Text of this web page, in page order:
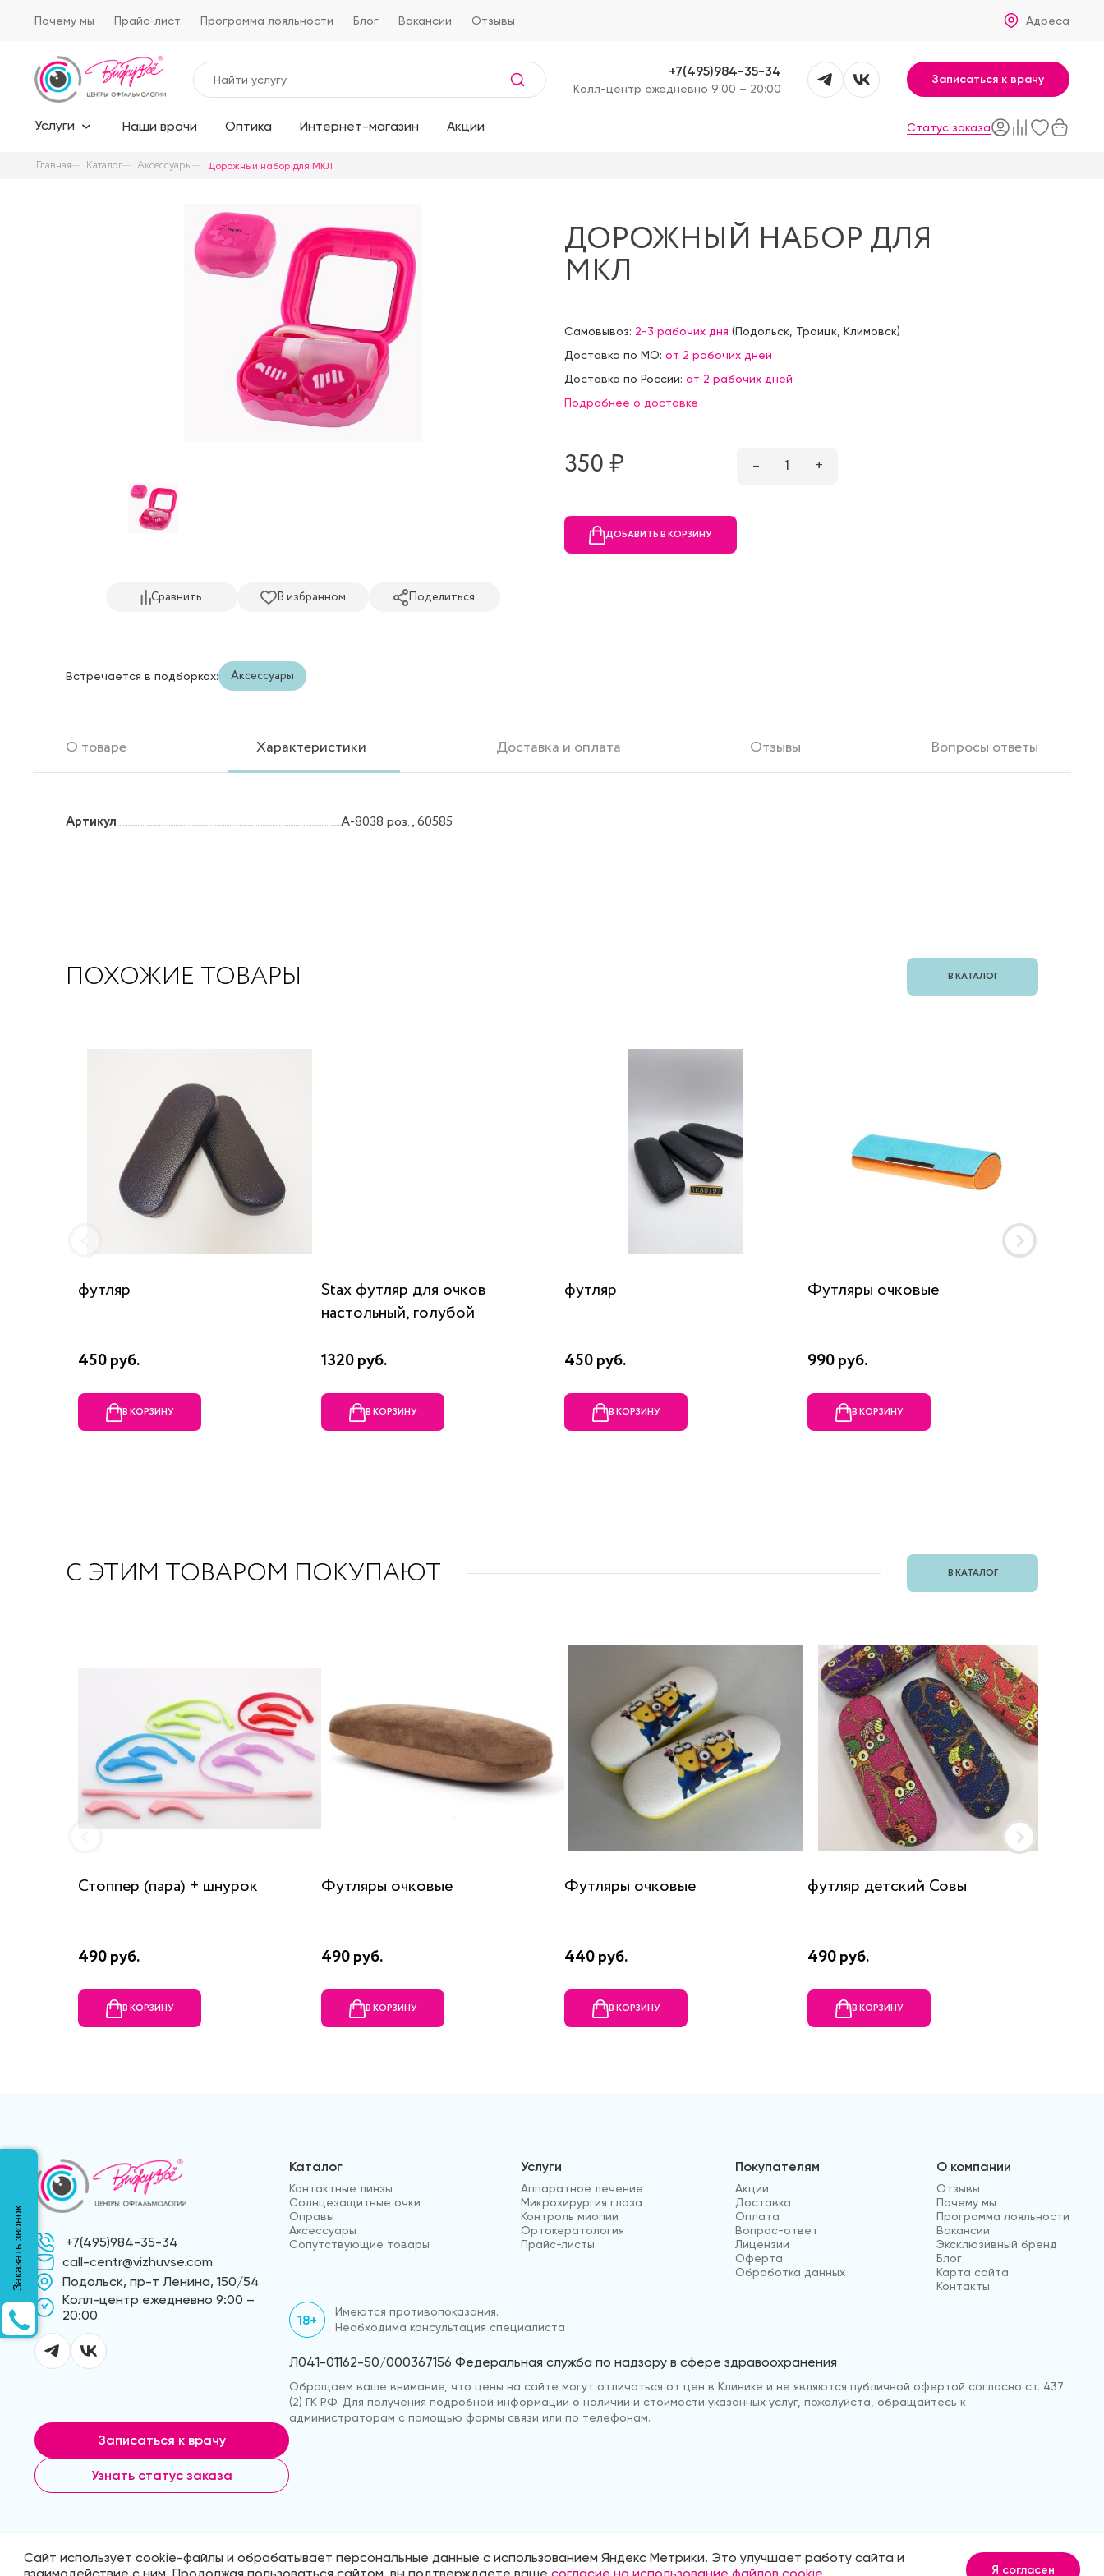
Почему мы Прайс-лист Программа лояльности Блог Вакансии Отзывы Адреса
+7(495)984-35-34
Kолл-центр ежедневно 9:00 – 20:00
Записаться к врачу
Услуги Наши врачи Оптика Интернет-магазин Акции Статус заказа
Главная Каталог Аксессуары Дорожный набор для МКЛ
Сравнить В избранном Поделиться
ДОРОЖНЫЙ НАБОР ДЛЯ
МКЛ
Самовывоз: 2-3 рабочих дня (Подольск, Троицк, Климовск)
Доставка по МО: от 2 рабочих дней
Доставка по России: от 2 рабочих дней
Подробнее о доставке
350 ₷ – 1 +
ДОБАВИТЬ В КОРЗИНУ
Встречается в подборках: Аксессуары
О товаре Характеристики Доставка и оплата Отзывы Вопросы ответы
Артикул A-8038 роз., 60585
ПОХОЖИЕ ТОВАРЫ В КАТАЛОГ
футляр
450 руб.
В КОРЗИНУ
Stax футляр для очков
настольный, голубой
1320 руб.
В КОРЗИНУ
футляр
450 руб.
В КОРЗИНУ
Футляры очковые
990 руб.
В КОРЗИНУ
С ЭТИМ ТОВАРОМ ПОКУПАЮТ В КАТАЛОГ
Стоппер (пара) + шнурок
490 руб.
В КОРЗИНУ
Футляры очковые
490 руб.
В КОРЗИНУ
Футляры очковые
440 руб.
В КОРЗИНУ
футляр детский Совы
490 руб.
В КОРЗИНУ
+7(495)984-35-34
call-centr@vizhuvse.com
Подольск, пр-т Ленина, 150/54
Kолл-центр ежедневно 9:00 –
20:00
Записаться к врачу
Узнать статус заказа
Каталог
Контактные линзы
Солнцезащитные очки
Оправы
Аксессуары
Сопутствующие товары
Услуги
Аппаратное лечение
Микрохирургия глаза
Контроль миопии
Ортокератология
Прайс-листы
Покупателям
Акции
Доставка
Оплата
Вопрос-ответ
Лицензии
Оферта
Обработка данных
О компании
Отзывы
Почему мы
Программа лояльности
Вакансии
Эксклюзивный бренд
Блог
Карта сайта
Контакты
18+
Имеются противопоказания.
Необходима консультация специалиста
Л041-01162-50/000367156 Федеральная служба по надзору в сфере здравоохранения
Обращаем ваше внимание, что цены на сайте могут отличаться от цен в Клинике и не являются публичной офертой согласно ст. 437
(2) ГК РФ. Для получения подробной информации о наличии и стоимости указанных услуг, пожалуйста, обращайтесь к
администраторам с помощью формы связи или по телефонам.
© 2026 «ВижуВсё» Реквизиты компании Политика обработки персональных данных Продвижение сайтаMedmaps
Сайт использует cookie-файлы и обрабатывает персональные данные с использованием Яндекс Метрики. Это улучшает работу сайта и
Я согласен
Заказать звонок